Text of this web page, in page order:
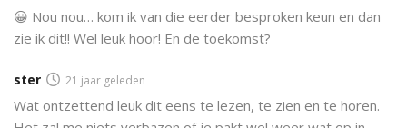
😀 Nou nou… kom ik van die eerder besproken keun en dan
zie ik dit!! Wel leuk hoor! En de toekomst?
ster 21 jaar geleden
Wat ontzettend leuk dit eens te lezen, te zien en te horen.